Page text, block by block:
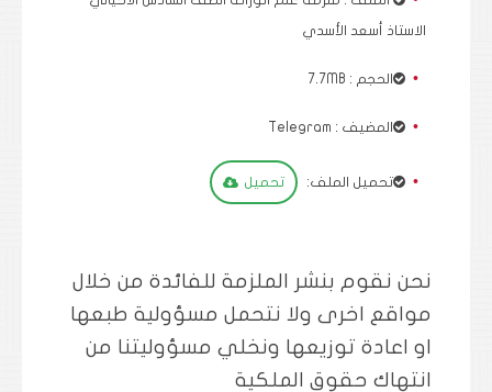
الاستاذ أسعد الأسدي
الحجم : 7.7MB
المضيف : Telegram
تحميل الملف: تحميل
نحن نقوم بنشر الملزمة للفائدة من خلال
مواقع اخرى ولا نتحمل مسؤولية طبعها
او اعادة توزيعها ونخلي مسؤوليتنا من
انتهاك حقوق الملكية